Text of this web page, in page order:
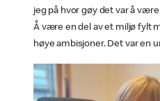
jeg på hvor gøy det var å
Å være en del av et miljø fylt
høye ambisjoner. Det var en